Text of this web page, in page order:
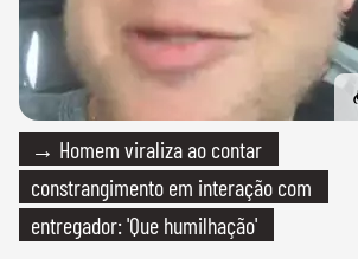
→ Homem viraliza ao contar
constrangimento em interação com
entregador: 'Que humilhação'